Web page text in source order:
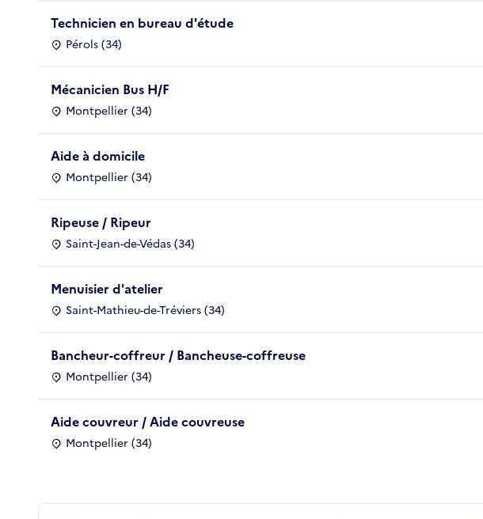
Technicien en bureau d'étude
Pérols (34)
Mécanicien Bus H/F
Montpellier (34)
Aide à domicile
Montpellier (34)
Ripeuse / Ripeur
Saint-Jean-de-Védas (34)
Menuisier d'atelier
Saint-Mathieu-de-Tréviers (34)
Bancheur-coffreur / Bancheuse-coffreuse
Montpellier (34)
Aide couvreur / Aide couvreuse
Montpellier (34)